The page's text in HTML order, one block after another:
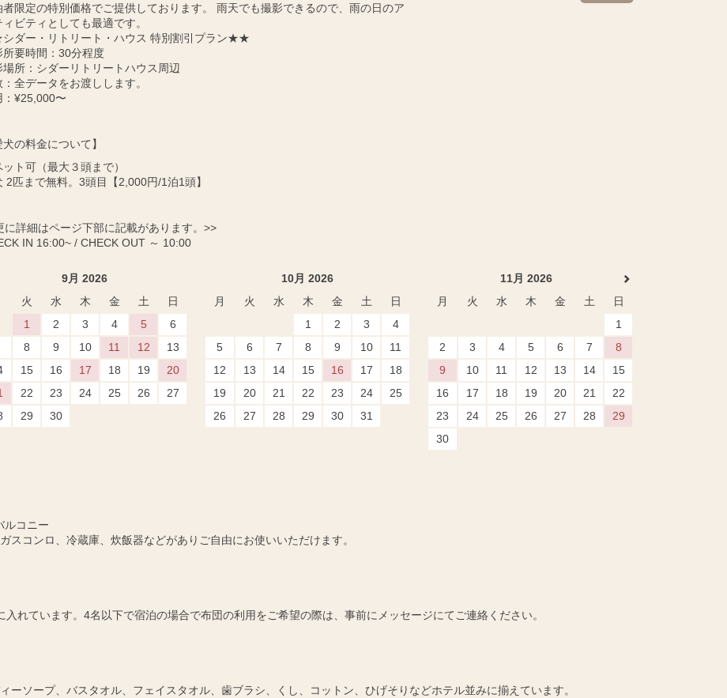
者限定の特別価格でご提供しております。 雨天でも撮影できるので、雨の日のア
ィビティとしても最適です。
ダー・リトリート・ハウス 特別割引プラン★★
所要時間：30分程度
場所：シダーリトリートハウス周辺
：全データをお渡しします。
：¥25,000〜
犬の料金について】
ット可（最大３頭まで）
2匹まで無料。3頭目【2,000円/1泊1頭】
に詳細はページ下部に記載があります。>>
IN 16:00~ / CHECK OUT ～ 10:00
9月 2026
火 水 木 金 土
日
1
2 3 4 5
6
8 9 10 11 12
13
15 16 17 18 19
20
22 23 24 25 26
27
29 30
10月 2026
月
火 水 木 金 土
日
1
2 3
4
5
6 7 8 9 10
11
12
13 14 15 16 17
18
19
20 21 22 23 24
25
26
27 28 29 30 31
11月 2026
月
火 水 木 金 土
日
1
2
3 4 5 6 7
8
9
10 11 12 13 14
15
16
17 18 19 20 21
22
23
24 25 26 27 28
29
30
ルコニー
スコンロ、冷蔵庫、炊飯器などがありご自由にお使いいただけます。
れています。4名以下で宿泊の場合で布団の利用をご希望の際は、事前にメッセージにてご連絡ください。
ーソープ、バスタオル、フェイスタオル、歯ブラシ、くし、コットン、ひげそりなどホテル並みに揃えています。